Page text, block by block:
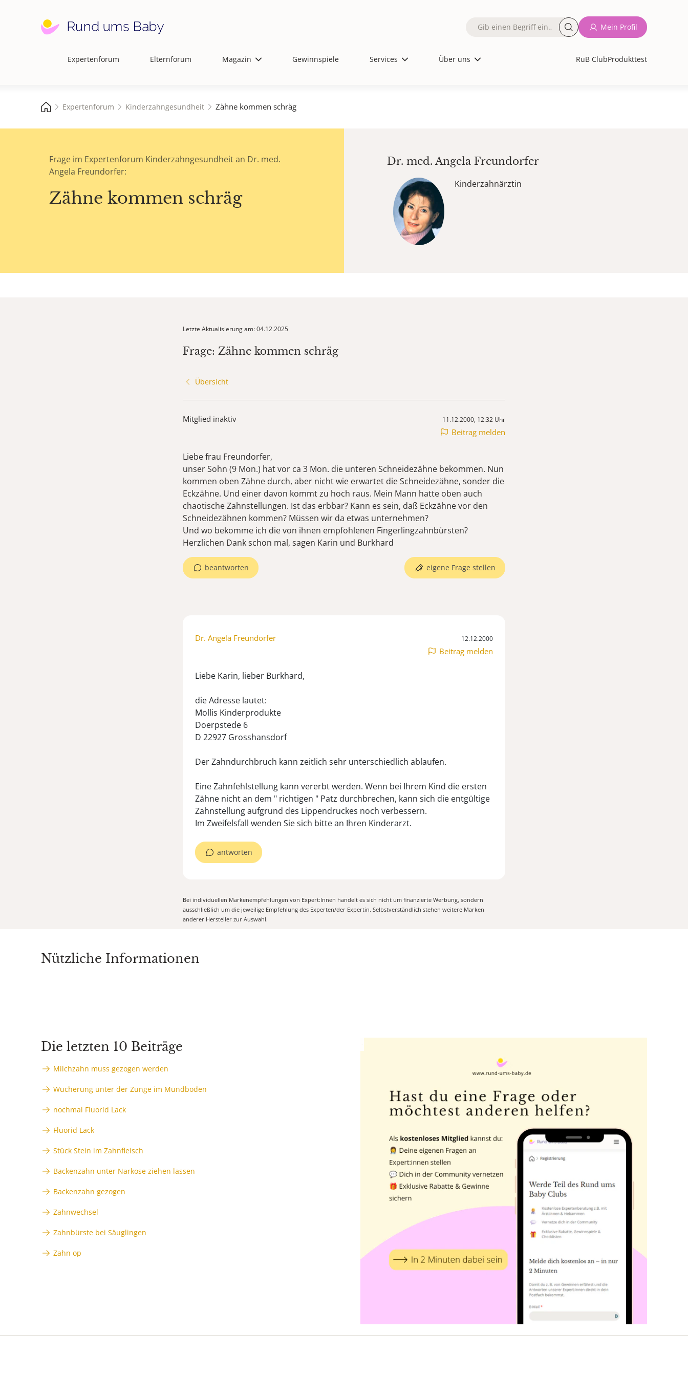
Hauptnavigation
Expertenforum Elternforum Magazin Gewinnspiele Services Über uns RuB ClubProdukttest
Fulltext
Mein Profil
Expertenforum Kinderzahngesundheit Zähne kommen schräg
Frage im Expertenforum Kinderzahngesundheit an Dr. med.
Angela Freundorfer:
Zähne kommen schräg
Dr. med.Angela Freundorfer
Kinderzahnärztin
Letzte Aktualisierung am: 04.12.2025
Frage: Zähne kommen schräg
Übersicht
Mitglied inaktiv 11.12.2000, 12:32 Uhr
Beitrag melden
Liebe frau Freundorfer,
unser Sohn (9 Mon.) hat vor ca 3 Mon. die unteren Schneidezähne bekommen. Nun
kommen oben Zähne durch, aber nicht wie erwartet die Schneidezähne, sonder die
Eckzähne. Und einer davon kommt zu hoch raus. Mein Mann hatte oben auch
chaotische Zahnstellungen. Ist das erbbar? Kann es sein, daß Eckzähne vor den
Schneidezähnen kommen? Müssen wir da etwas unternehmen?
Und wo bekomme ich die von ihnen empfohlenen Fingerlingzahnbürsten?
Herzlichen Dank schon mal, sagen Karin und Burkhard
beantworten eigene Frage stellen
Dr. Angela Freundorfer 12.12.2000
Beitrag melden
Liebe Karin, lieber Burkhard,
die Adresse lautet:
Mollis Kinderprodukte
Doerpstede 6
D 22927 Grosshansdorf
Der Zahndurchbruch kann zeitlich sehr unterschiedlich ablaufen.
Eine Zahnfehlstellung kann vererbt werden. Wenn bei Ihrem Kind die ersten
Zähne nicht an dem " richtigen " Patz durchbrechen, kann sich die entgültige
Zahnstellung aufgrund des Lippendruckes noch verbessern.
Im Zweifelsfall wenden Sie sich bitte an Ihren Kinderarzt.
antworten
Bei individuellen Markenempfehlungen von Expert:Innen handelt es sich nicht um finanzierte Werbung, sondern
ausschließlich um die jeweilige Empfehlung des Experten/der Expertin. Selbstverständlich stehen weitere Marken
anderer Hersteller zur Auswahl.
Nützliche Informationen
Die letzten 10 Beiträge
Milchzahn muss gezogen werden
Wucherung unter der Zunge im Mundboden
nochmal Fluorid Lack
Fluorid Lack
Stück Stein im Zahnfleisch
Backenzahn unter Narkose ziehen lassen
Backenzahn gezogen
Zahnwechsel
Zahnbürste bei Säuglingen
Zahn op